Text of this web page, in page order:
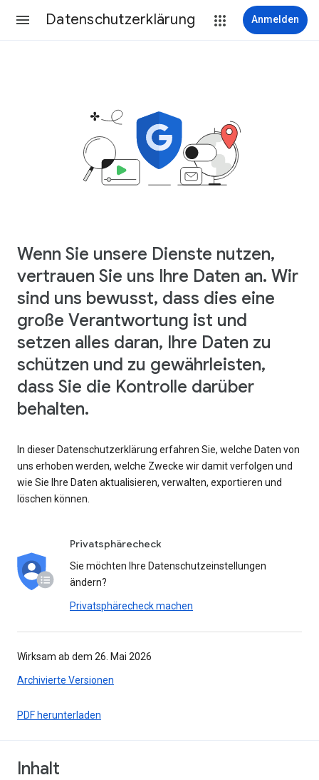
Datenschutzerklärung Anmelden
Wenn Sie unsere Dienste nutzen,
vertrauen Sie uns Ihre Daten an. Wir
sind uns bewusst, dass dies eine
große Verantwortung ist und
setzen alles daran, Ihre Daten zu
schützen und zu gewährleisten,
dass Sie die Kontrolle darüber
behalten.
In dieser Datenschutzerklärung erfahren Sie, welche Daten von
uns erhoben werden, welche Zwecke wir damit verfolgen und
wie Sie Ihre Daten aktualisieren, verwalten, exportieren und
löschen können.
Privatsphärecheck
Sie möchten Ihre Datenschutzeinstellungen
ändern?
Privatsphärecheck machen
Wirksam ab dem 26. Mai 2026
Archivierte Versionen
PDF herunterladen
Inhalt